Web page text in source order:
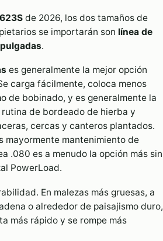
de 2026, los dos tamaños de
se importarán son línea de
.
es generalmente la mejor opción
carga fácilmente, coloca menos
de bobinado, y es generalmente la
de bordeado de hierba y
cercas y canteros plantados.
mayormente mantenimiento de
.080 es a menudo la opción más sin
PowerLoad.
En malezas más gruesas, a
o alrededor de paisajismo duro,
más rápido y se rompe más